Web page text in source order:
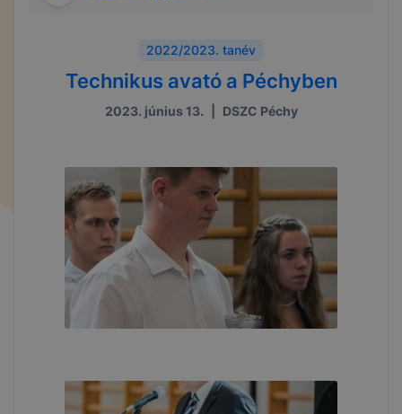
2022/2023. tanév
Technikus avató a Péchyben
2023. június 13. DSZC Péchy